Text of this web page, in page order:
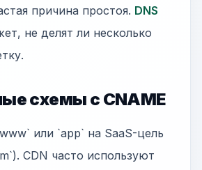
причина простоя. DNS
не делят ли несколько
схемы с CNAME
или `app` на SaaS-цель
CDN часто используют